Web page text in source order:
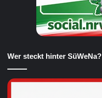
Wer steckt hinter SüWeNa?